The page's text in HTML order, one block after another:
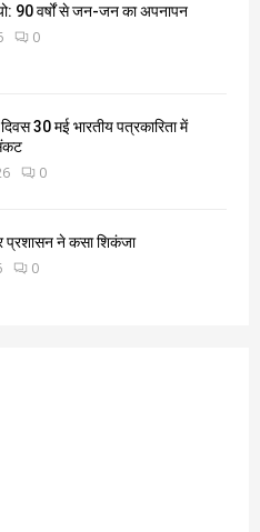
90 वर्षों से जन-जन का अपनापन
0
दिवस 30 मई भारतीय पत्रकारिता में
0
प्रशासन ने कसा शिकंजा
0